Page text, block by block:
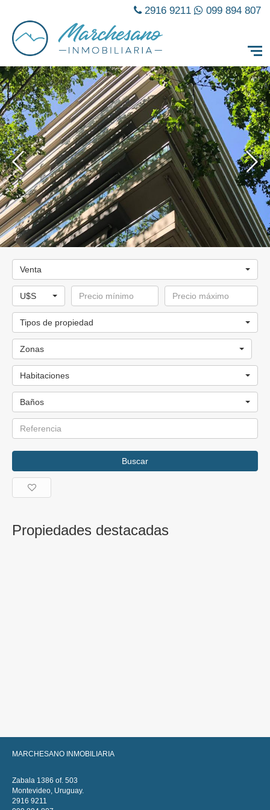
2916 9211 099 894 807
Venta
U$S
Tipos de propiedad
Zonas
Habitaciones
Baños
Buscar
Propiedades destacadas
MARCHESANO INMOBILIARIA
Zabala 1386 of. 503
Montevideo, Uruguay.
2916 9211